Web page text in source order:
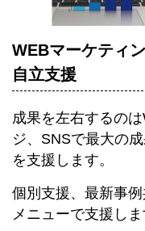
WEBマーケティ
自立支援
成果を左右するの
ジ、SNSで最大の
を支援します。
個別支援、最新事
メニューで支援しま